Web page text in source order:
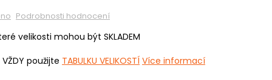
Podrobnosti hodnocení
velikosti mohou být SKLADEM
použijte TABULKU VELIKOSTÍ Více informací